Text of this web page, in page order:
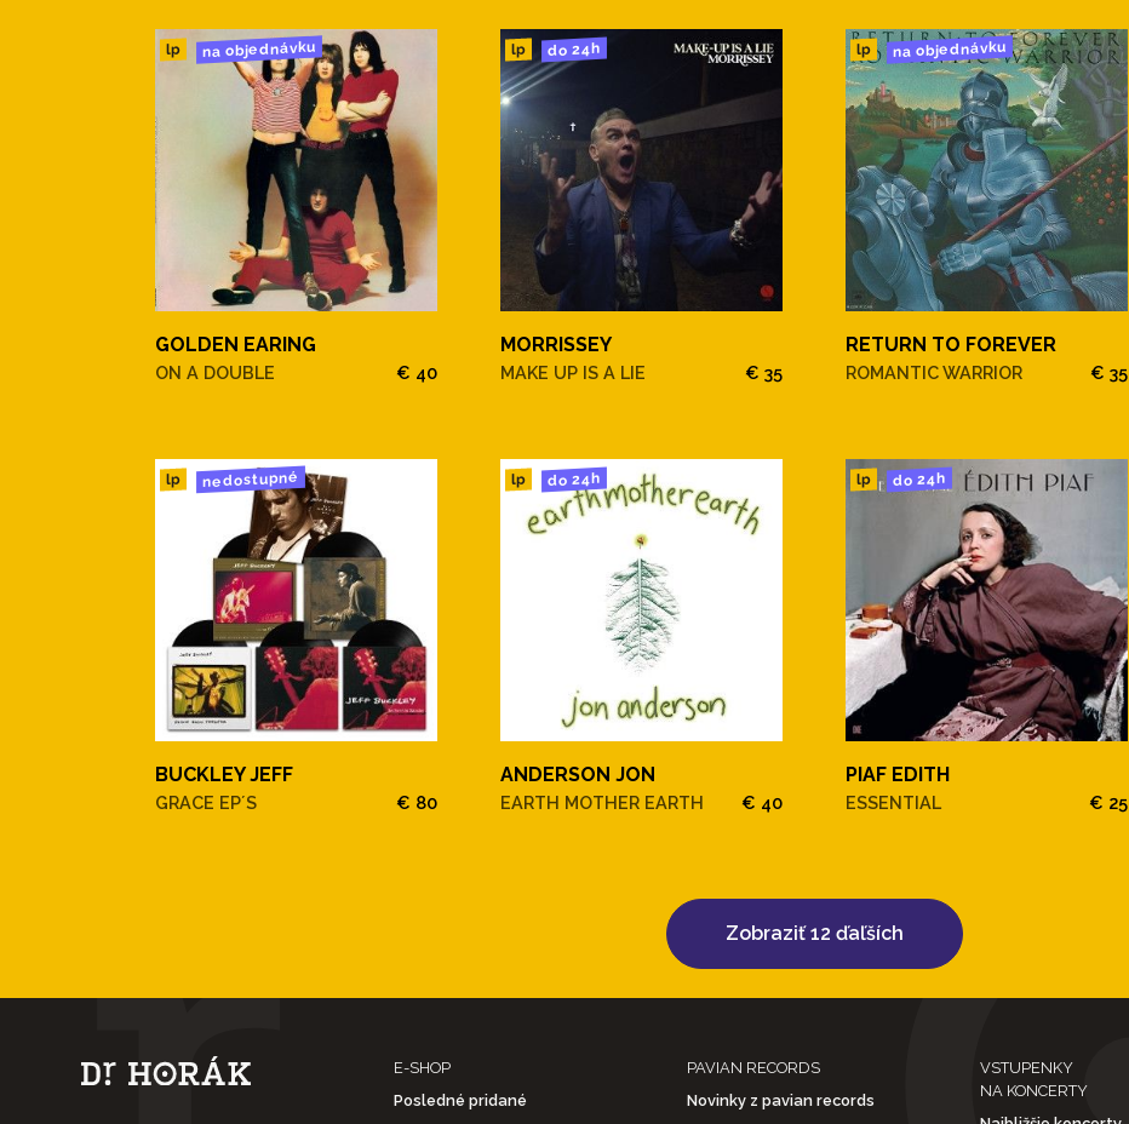
lp na objednávku
GOLDEN EARING
ON A DOUBLE € 40
lp do 24h
MORRISSEY
MAKE UP IS A LIE € 35
lp na objednávku
RETURN TO FOREVER
ROMANTIC WARRIOR € 35
lp nedostupné
BUCKLEY JEFF
GRACE EP´S € 80
lp do 24h
ANDERSON JON
EARTH MOTHER EARTH € 40
lp do 24h
PIAF EDITH
ESSENTIAL € 25
Zobraziť 12 ďaľších
E-SHOP
Posledné pridané
PAVIAN RECORDS
Novinky z pavian records
VSTUPENKY
NA KONCERTY